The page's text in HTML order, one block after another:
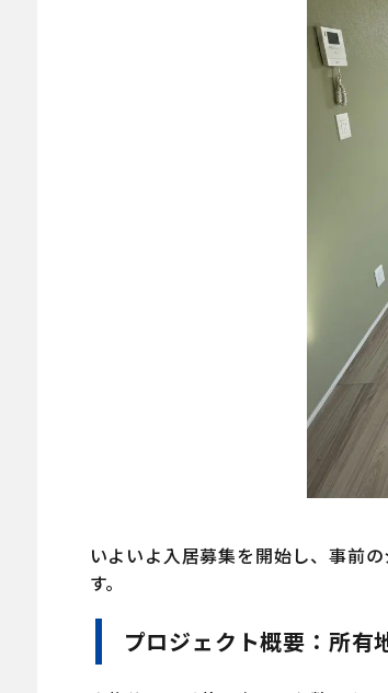
いよいよ入居募集を開始し、事前
す。
プロジェクト概要：所有